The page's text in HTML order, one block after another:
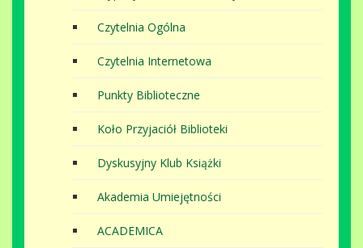
Czytelnia Ogólna
Czytelnia Internetowa
Punkty Biblioteczne
Koło Przyjaciół Biblioteki
Dyskusyjny Klub Książki
Akademia Umiejętności
ACADEMICA